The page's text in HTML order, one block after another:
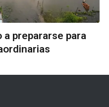
a prepararse para